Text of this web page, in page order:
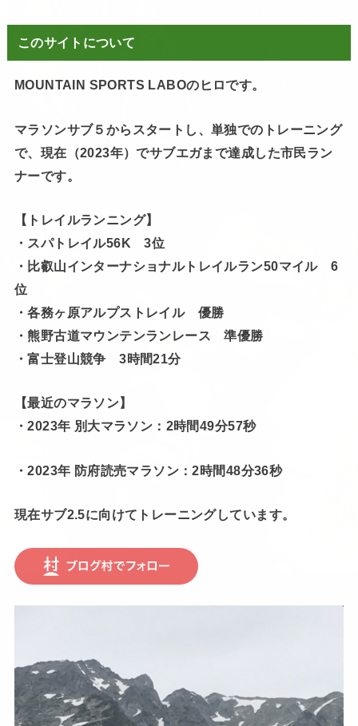
このサイトについて
MOUNTAIN SPORTS LABOのヒロです。
マラソンサブ５からスタートし、単独でのトレーニング
で、現在（2023年）でサブエガまで達成した市民ラン
ナーです。
【トレイルランニング】
・スパトレイル56K 3位
・比叡山インターナショナルトレイルラン50マイル 6
位
・各務ヶ原アルプストレイル 優勝
・熊野古道マウンテンランレース 準優勝
・富士登山競争 3時間21分
【最近のマラソン】
・2023年 別大マラソン：2時間49分57秒
・2023年 防府読売マラソン：2時間48分36秒
現在サブ2.5に向けてトレーニングしています。